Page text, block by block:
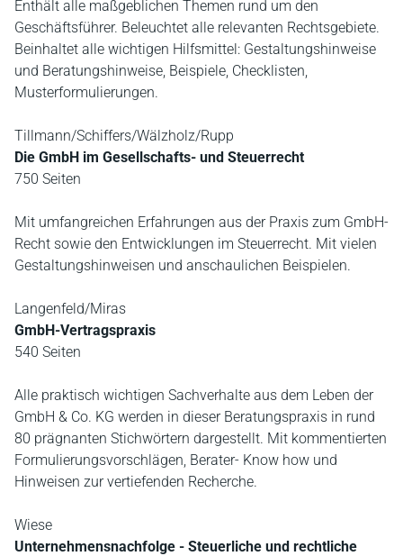
Enthält alle maßgeblichen Themen rund um den
Geschäftsführer. Beleuchtet alle relevanten Rechtsgebiete.
Beinhaltet alle wichtigen Hilfsmittel: Gestaltungshinweise
und Beratungshinweise, Beispiele, Checklisten,
Musterformulierungen.
Tillmann/Schiffers/Wälzholz/Rupp
Die GmbH im Gesellschafts- und Steuerrecht
750 Seiten
Mit umfangreichen Erfahrungen aus der Praxis zum GmbH-
Recht sowie den Entwicklungen im Steuerrecht. Mit vielen
Gestaltungshinweisen und anschaulichen Beispielen.
Langenfeld/Miras
GmbH-Vertragspraxis
540 Seiten
Alle praktisch wichtigen Sachverhalte aus dem Leben der
GmbH & Co. KG werden in dieser Beratungspraxis in rund
80 prägnanten Stichwörtern dargestellt. Mit kommentierten
Formulierungsvorschlägen, Berater- Know how und
Hinweisen zur vertiefenden Recherche.
Wiese
Unternehmensnachfolge - Steuerliche und rechtliche